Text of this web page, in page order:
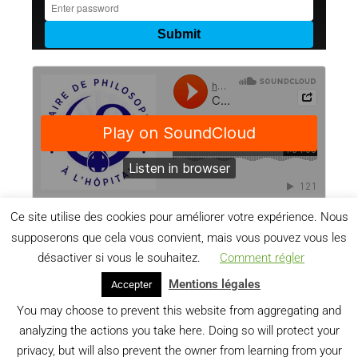
Ce site utilise des cookies pour améliorer votre expérience. Nous
supposerons que cela vous convient, mais vous pouvez vous les
désactiver si vous le souhaitez.
Comment régler
Accepter
Mentions légales
You may choose to prevent this website from aggregating and
analyzing the actions you take here. Doing so will protect your
privacy, but will also prevent the owner from learning from your